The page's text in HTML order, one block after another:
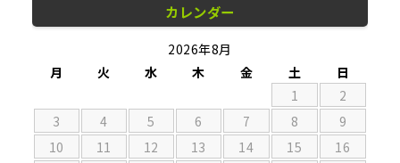
カレンダー
2026年8月
月
火 水 木 金 土
日
1
2
3
4 5 6 7 8
9
10
11 12 13 14 15
16